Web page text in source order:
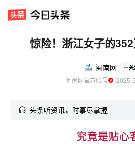
惊险！浙江女子的352
闽南网
闽南网官方账号
头条听资讯，时事尽掌握
究竟是贴心